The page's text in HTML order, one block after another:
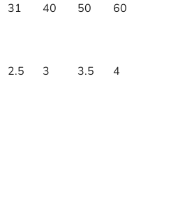
31 40 50 60
2.5 3 3.5 4